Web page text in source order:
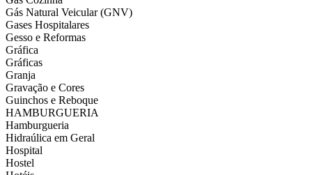
Gás Natural Veicular (GNV)
Gases Hospitalares
Gesso e Reformas
Gráfica
Gráficas
Granja
Gravação e Cores
Guinchos e Reboque
HAMBURGUERIA
Hamburgueria
Hidraúlica em Geral
Hospital
Hostel